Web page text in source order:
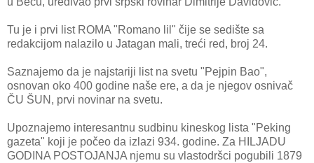
Tu je i prvi list ROMA "Romano lil" čije se sedište sa
redakcijom nalazilo u Jatagan mali, treći red, broj 24.
Saznajemo da je najstariji list na svetu "Pejpin Bao",
osnovan oko 400 godine naše ere, a da je njegov osnivač
ČU ŠUN, prvi novinar na svetu.
Upoznajemo interesantnu sudbinu kineskog lista "Peking
gazeta" koji je počeo da izlazi 934. godine. Za HILJADU
GODINA POSTOJANJA njemu su vlastodršci pogubili 1879